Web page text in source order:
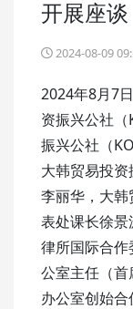
开展座谈
2024-08-09
2024年8月7
资振兴公社
振兴公社（
大韩贸易投
李丽华，大韩
表处课长徐
律所国际合
公室主任（
办公室创始